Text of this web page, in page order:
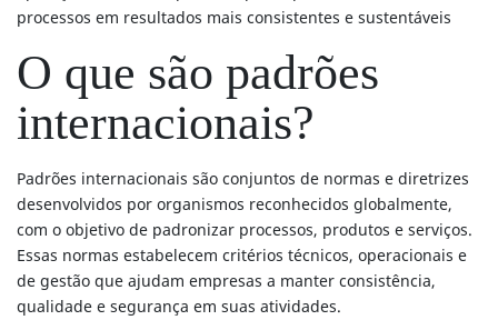
processos em resultados mais consistentes e sustentáveis
O que são padrões
internacionais?
Padrões internacionais são conjuntos de normas e diretrizes
desenvolvidos por organismos reconhecidos globalmente,
com o objetivo de padronizar processos, produtos e serviços.
Essas normas estabelecem critérios técnicos, operacionais e
de gestão que ajudam empresas a manter consistência,
qualidade e segurança em suas atividades.